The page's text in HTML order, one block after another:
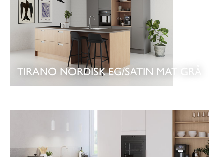
TIRANO NORDISK EG/SATIN MAT GRÅ